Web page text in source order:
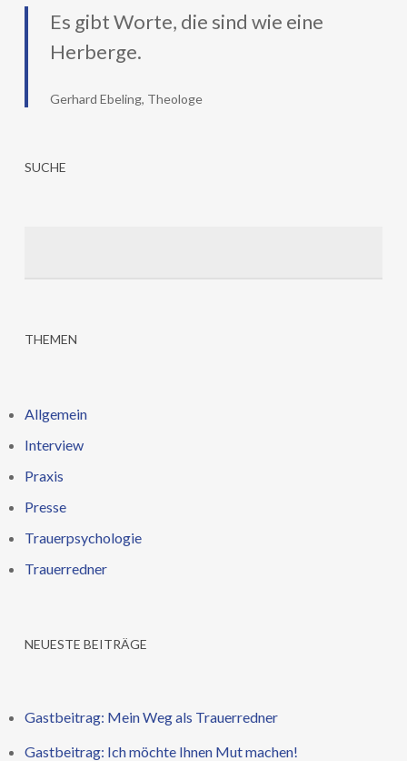
Es gibt Worte, die sind wie eine
Herberge.
Gerhard Ebeling, Theologe
SUCHE
THEMEN
Allgemein
Interview
Praxis
Presse
Trauerpsychologie
Trauerredner
NEUESTE BEITRÄGE
Gastbeitrag: Mein Weg als Trauerredner
Gastbeitrag: Ich möchte Ihnen Mut machen!